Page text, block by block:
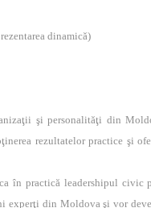
dinamică)
şi personalităţi din
rezultatelor practice şi
în practică leadershipul civic
experţi din Moldova şi vor